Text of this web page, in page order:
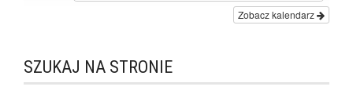
Zobacz kalendarz
SZUKAJ NA STRONIE